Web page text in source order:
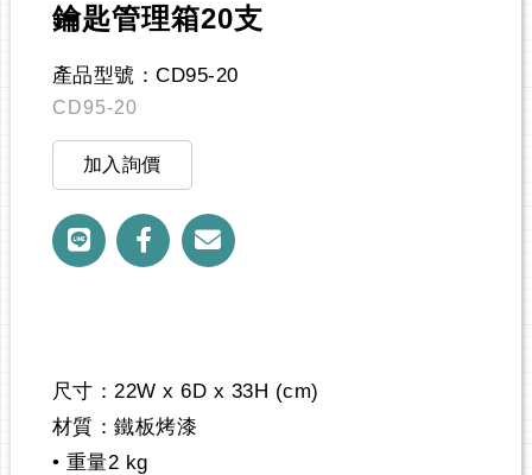
鑰匙管理箱20支
產品型號：CD95-20
CD95-20
加入詢價
尺寸：22W x 6D x 33H (cm)
材質：鐵板烤漆
• 重量2 kg